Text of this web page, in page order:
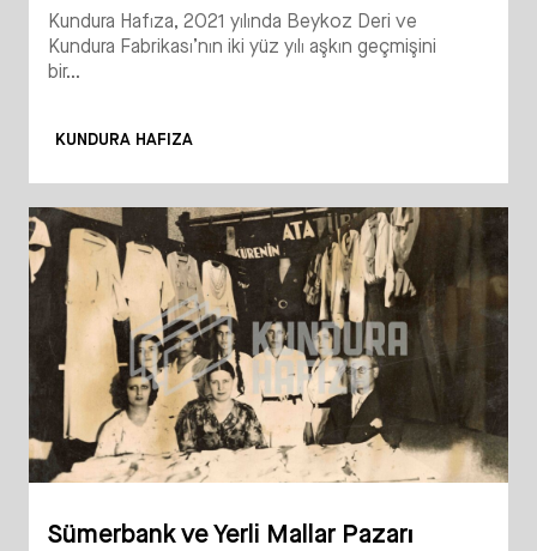
Kundura Hafıza, 2021 yılında Beykoz Deri ve
Kundura Fabrikası’nın iki yüz yılı aşkın geçmişini
bir...
KUNDURA HAFIZA
Sümerbank ve Yerli Mallar Pazarı